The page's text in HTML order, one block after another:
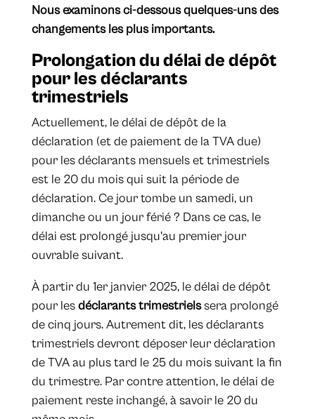
Nous examinons ci-dessous quelques-uns des
changements les plus importants.
Prolongation du délai de dépôt
pour les déclarants
trimestriels
Actuellement, le délai de dépôt de la
déclaration (et de paiement de la TVA due)
pour les déclarants mensuels et trimestriels
est le 20 du mois qui suit la période de
déclaration. Ce jour tombe un samedi, un
dimanche ou un jour férié ? Dans ce cas, le
délai est prolongé jusqu'au premier jour
ouvrable suivant.
À partir du 1er janvier 2025, le délai de dépôt
pour lesdéclarants trimestrielssera prolongé
de cinq jours. Autrement dit, les déclarants
trimestriels devront déposer leur déclaration
de TVA au plus tard le 25 du mois suivant la fin
du trimestre. Par contre attention, le délai de
paiement reste inchangé, à savoir le 20 du